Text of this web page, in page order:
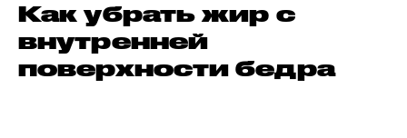
Как убрать жир с
внутренней
поверхности бедра